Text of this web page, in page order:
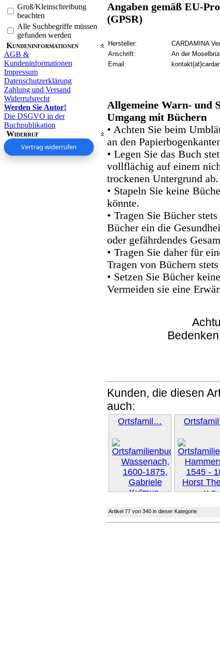
Groß/Kleinschreibung
beachten
Alle Suchbegriffe müssen
gefunden werden
Kundeninformationen
AGB &
Kundeninformationen
Impressum
Datenschutzerklärung
Zahlung und Versand
Widerrufsrecht
Werden Sie Autor!
Die DSGVO in der
Buchpublikation
Widerruf
Vertrag widerrufen
Angaben gemäß EU-
(GPSR)
Hersteller:
CARDAMINA
Anschrift:
An der
Email:
Allgemeine Warn- und
Umgang mit Büchern
• Achten Sie beim
an den
• Legen Sie das Buch
vollflächig auf einem
trockenen Untergrund ab.
• Stapeln Sie keine
könnte.
• Tragen Sie Bücher
Bücher ein die
oder gefährdendes
• Tragen Sie daher für
Tragen von Büchern
• Setzen Sie Bücher
Vermeiden sie eine
Kunden, die diesen
auch:
Ortsfamil…
Artikel 77 von 340 in dieser Kategorie